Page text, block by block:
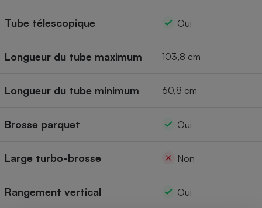
Tube télescopique Oui
Longueur du tube maximum 103,8 cm
Longueur du tube minimum 60,8 cm
Brosse parquet Oui
Large turbo-brosse Non
Rangement vertical Oui